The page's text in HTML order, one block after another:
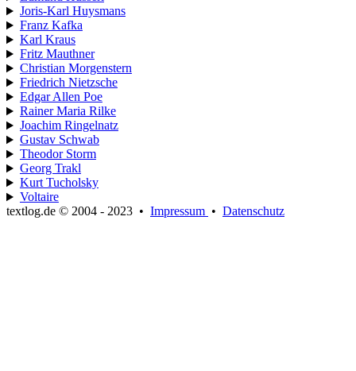
Joris-Karl Huysmans
Franz Kafka
Karl Kraus
Fritz Mauthner
Christian Morgenstern
Friedrich Nietzsche
Edgar Allen Poe
Rainer Maria Rilke
Joachim Ringelnatz
Gustav Schwab
Theodor Storm
Georg Trakl
Kurt Tucholsky
Voltaire
textlog.de © 2004 - 2023 • Impressum • Datenschutz